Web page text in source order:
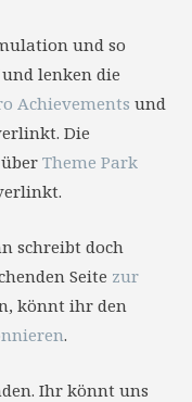
und so
lenken die
Achievements und
Die
Theme Park
schreibt doch
Seite zur
könnt ihr den
.
Ihr könnt uns